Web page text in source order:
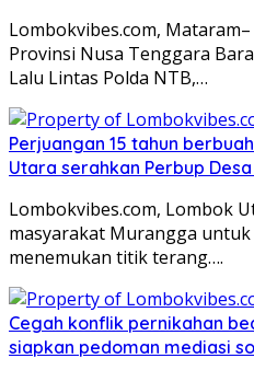
Lombokvibes.com,
Provinsi Nusa Tenggara
Lalu Lintas Polda NTB,…
Perjuangan 15 tahun
Utara serahkan Perbup
Lombokvibes.com, Lombok
masyarakat Murangga
menemukan titik terang….
Cegah konflik pernikahan
siapkan pedoman mediasi